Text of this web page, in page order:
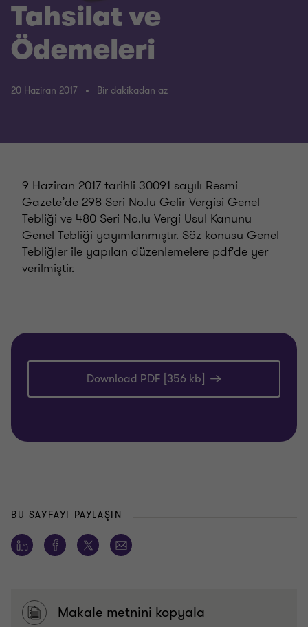
Tahsilat ve
Ödemeleri
20 Haziran 2017 Bir dakikadan az
9 Haziran 2017 tarihli 30091 sayılı Resmi
Gazete’de 298 Seri No.lu Gelir Vergisi Genel
Tebliği ve 480 Seri No.lu Vergi Usul Kanunu
Genel Tebliği yayımlanmıştır. Söz konusu Genel
Tebliğler ile yapılan düzenlemelere pdf'de yer
verilmiştir.
Download PDF [356 kb]
BU SAYFAYI PAYLAŞIN
Makale metnini kopyala